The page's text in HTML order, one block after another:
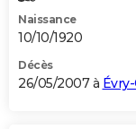
Naissance
10/10/1920
Décès
26/05/2007 à